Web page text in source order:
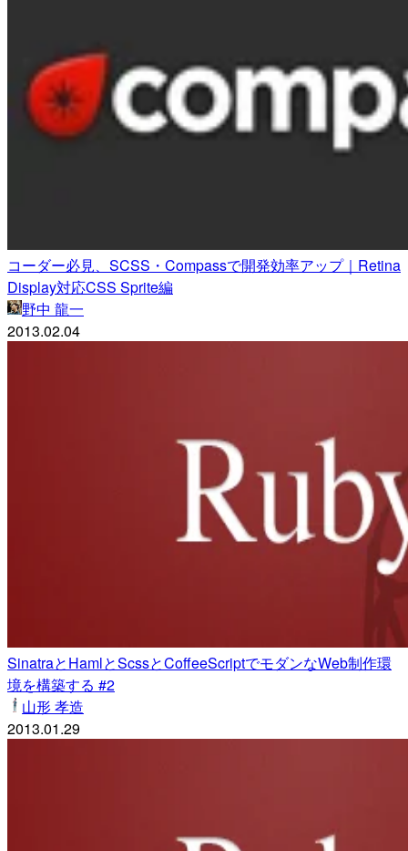
コーダー必見、SCSS・Compassで開発効率アップ｜Retina
Display対応CSS Sprite編
野中 龍一
2013.02.04
SinatraとHamlとScssとCoffeeScriptでモダンなWeb制作環
境を構築する #2
山形 孝造
2013.01.29